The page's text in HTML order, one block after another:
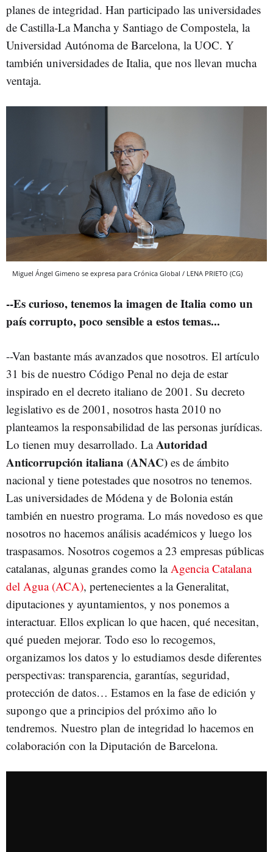
planes de integridad. Han participado las universidades
de Castilla-La Mancha y Santiago de Compostela, la
Universidad Autónoma de Barcelona, la UOC. Y
también universidades de Italia, que nos llevan mucha
ventaja.
Miguel Ángel Gimeno se expresa para Crónica Global / LENA PRIETO (CG)
--Es curioso, tenemos la imagen de Italia como un
país corrupto, poco sensible a estos temas...
--Van bastante más avanzados que nosotros. El artículo
31 bis de nuestro Código Penal no deja de estar
inspirado en el decreto italiano de 2001. Su decreto
legislativo es de 2001, nosotros hasta 2010 no
planteamos la responsabilidad de las personas jurídicas.
Lo tienen muy desarrollado. LaAutoridad
Anticorrupción italiana (ANAC) es de ámbito
nacional y tiene potestades que nosotros no tenemos.
Las universidades de Módena y de Bolonia están
también en nuestro programa. Lo más novedoso es que
nosotros no hacemos análisis académicos y luego los
traspasamos. Nosotros cogemos a 23 empresas públicas
catalanas, algunas grandes como laAgencia Catalana
del Agua (ACA), pertenecientes a la Generalitat,
diputaciones y ayuntamientos, y nos ponemos a
interactuar. Ellos explican lo que hacen, qué necesitan,
qué pueden mejorar. Todo eso lo recogemos,
organizamos los datos y lo estudiamos desde diferentes
perspectivas: transparencia, garantías, seguridad,
protección de datos… Estamos en la fase de edición y
supongo que a principios del próximo año lo
tendremos. Nuestro plan de integridad lo hacemos en
colaboración con la Diputación de Barcelona.